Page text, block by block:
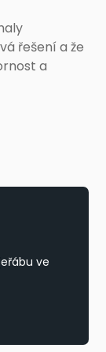
řešení a že
a
ve